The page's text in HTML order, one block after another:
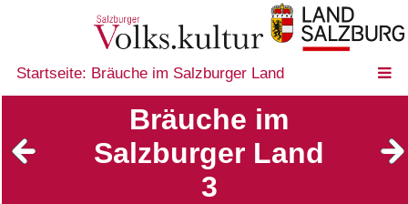
Startseite: Bräuche im Salzburger Land
Bräuche im
Salzburger Land
3